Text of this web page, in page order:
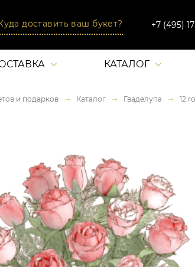
доставить ваш букет? +7 (495)
КАТАЛОГ
и подарков Каталог Гваделупа 12